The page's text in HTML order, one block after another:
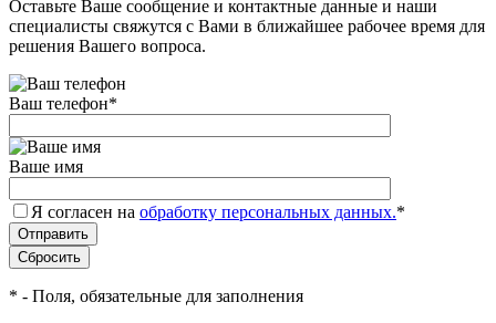
Оставьте Ваше сообщение и контактные данные и наши
специалисты свяжутся с Вами в ближайшее рабочее время для
решения Вашего вопроса.
Ваш телефон*
Ваше имя
Я согласен на обработку персональных данных.*
* - Поля, обязательные для заполнения